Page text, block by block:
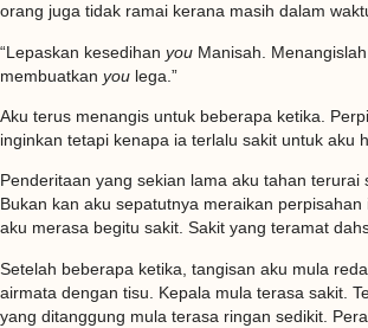
orang juga tidak ramai kerana masih dalam
“Lepaskan kesedihan you Manisah.
membuatkan you lega.”
Aku terus menangis untuk beberapa ketika.
inginkan tetapi kenapa ia terlalu sakit untuk aku
Penderitaan yang sekian lama aku tahan terurai
Bukan kan aku sepatutnya meraikan perpisahan
aku merasa begitu sakit. Sakit yang teramat
Setelah beberapa ketika, tangisan aku mula
airmata dengan tisu. Kepala mula terasa sakit.
yang ditanggung mula terasa ringan sedikit.